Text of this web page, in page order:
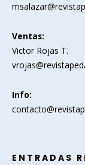
Ventas:
Victor Rojas T.
Info:
ENTRADAS